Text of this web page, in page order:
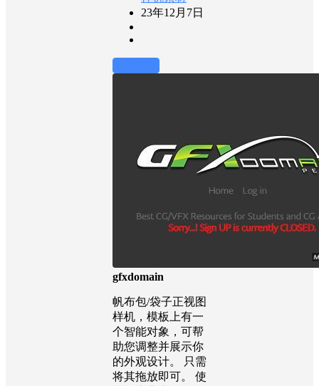
23年12月7日
gfxdomain
帆布包/袋子正视图
样机，模板上有一
个智能对象，可帮
助您调整并展示你
的外观设计。 只需
将其拖放即可。 使